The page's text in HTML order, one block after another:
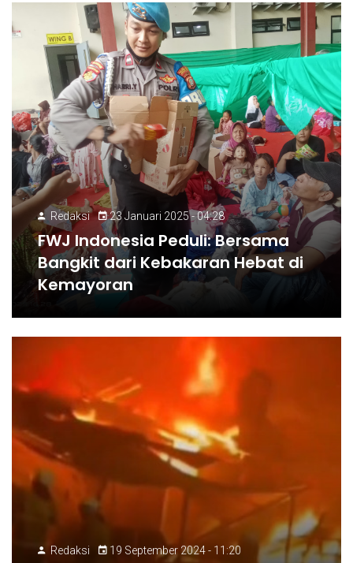
Redaksi 23 Januari 2025 - 04:28
FWJ Indonesia Peduli: Bersama
Bangkit dari Kebakaran Hebat di
Kemayoran
Redaksi 19 September 2024 - 11:20